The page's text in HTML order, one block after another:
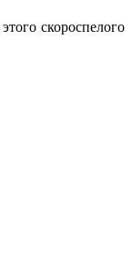
скороспелого